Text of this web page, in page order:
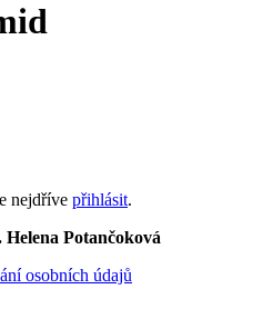
nejdříve přihlásit.
Potančoková
osobních údajů